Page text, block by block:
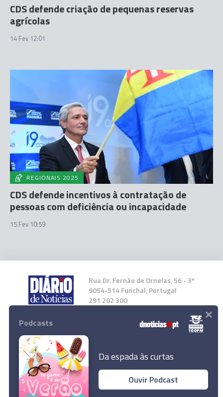
CDS defende criação de pequenas reservas
agrícolas
14 Fev 12:01
REGIONAIS 2025
CDS defende incentivos à contratação de
pessoas com deficiência ou incapacidade
15 Fev 10:59
Rua Dr. Fernão de Ornelas, 56 - 3º
9054-514 Funchal, Portugal
291 202 300
Instale a nossa App
© 2025 Empresa Diário de Notícias, Lda.
Podcasts
Da espada às curtas
Ouvir Podcast
×